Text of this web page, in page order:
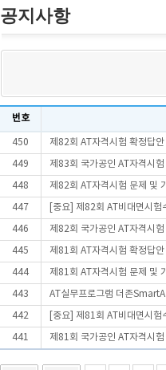
공지사항
번호
450 제82회 AT자격시험 확정답
449 제83회 국가공인 AT자격시
448 제82회 AT자격시험 문제 및
447 [중요] 제82회 AT비대면시험
446 제82회 국가공인 AT자격시
445 제81회 AT자격시험 확정답
444 제81회 AT자격시험 문제 및
443 AT실무프로그램 더존
442 [중요] 제81회 AT비대면시험
441 제81회 국가공인 AT자격시